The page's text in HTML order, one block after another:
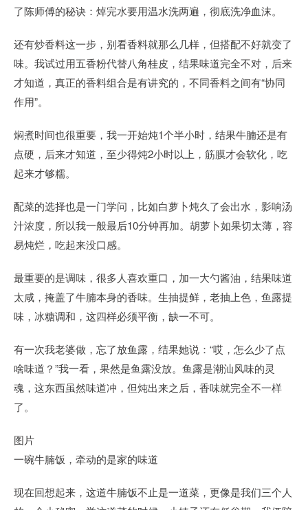
了陈师傅的秘诀：焯完水要用温水洗两遍，彻底洗净血沫。
还有炒香料这一步，别看香料就那么几样，但搭配不好就变了
味。我试过用五香粉代替八角桂皮，结果味道完全不对，后来
才知道，真正的香料组合是有讲究的，不同香料之间有“协同
作用”。
焖煮时间也很重要，我一开始炖1个半小时，结果牛腩还是有
点硬，后来才知道，至少得炖2小时以上，筋膜才会软化，吃
起来才够糯。
配菜的选择也是一门学问，比如白萝卜炖久了会出水，影响汤
汁浓度，所以我一般最后10分钟再加。胡萝卜如果切太薄，容
易炖烂，吃起来没口感。
最重要的是调味，很多人喜欢重口，加一大勺酱油，结果味道
太咸，掩盖了牛腩本身的香味。生抽提鲜，老抽上色，鱼露提
味，冰糖调和，这四样必须平衡，缺一不可。
有一次我老婆做，忘了放鱼露，结果她说：“哎，怎么少了点
啥味道？”我一看，果然是鱼露没放。鱼露是潮汕风味的灵
魂，这东西虽然味道冲，但炖出来之后，香味就完全不一样
了。
图片
一碗牛腩饭，牵动的是家的味道
现在回想起来，这道牛腩饭不止是一道菜，更像是我们三个人